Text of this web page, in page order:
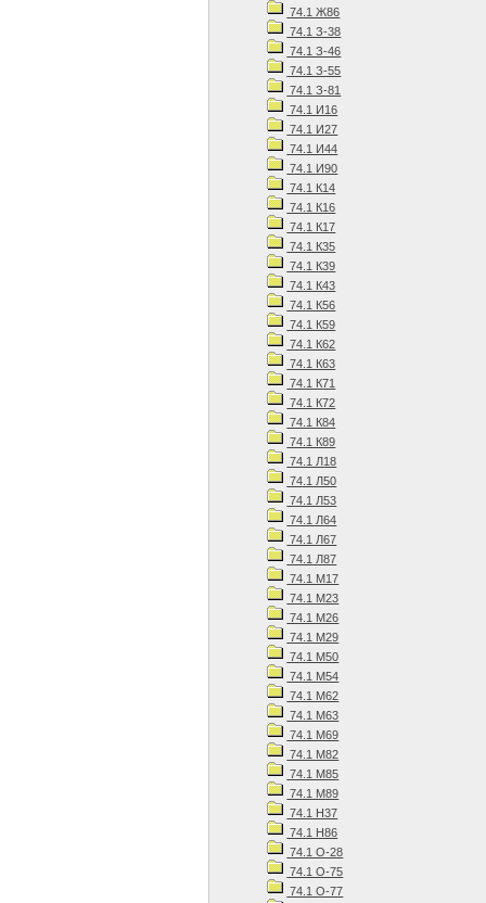
74.1 Ж86
74.1 З-38
74.1 З-46
74.1 З-55
74.1 З-81
74.1 И16
74.1 И27
74.1 И44
74.1 И90
74.1 К14
74.1 К16
74.1 К17
74.1 К35
74.1 К39
74.1 К43
74.1 К56
74.1 К59
74.1 К62
74.1 К63
74.1 К71
74.1 К72
74.1 К84
74.1 К89
74.1 Л18
74.1 Л50
74.1 Л53
74.1 Л64
74.1 Л67
74.1 Л87
74.1 М17
74.1 М23
74.1 М26
74.1 М29
74.1 М50
74.1 М54
74.1 М62
74.1 М63
74.1 М69
74.1 М82
74.1 М85
74.1 М89
74.1 Н37
74.1 Н86
74.1 О-28
74.1 О-75
74.1 О-77